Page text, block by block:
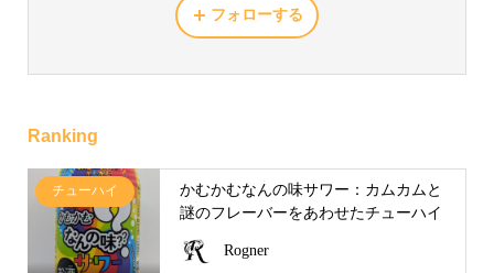
フォローする
Ranking
チューハイ
かむかむなんの味サワー：カムカムと
謎のフレーバーをあわせたチューハイ
Rogner